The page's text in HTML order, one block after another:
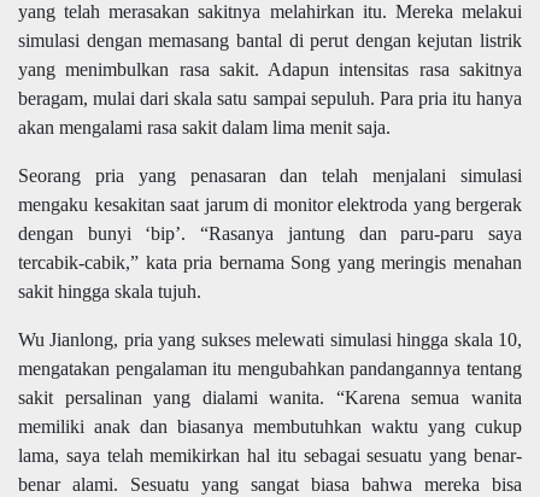
yang telah merasakan sakitnya melahirkan itu. Mereka melakui
simulasi dengan memasang bantal di perut dengan kejutan listrik
yang menimbulkan rasa sakit. Adapun intensitas rasa sakitnya
beragam, mulai dari skala satu sampai sepuluh. Para pria itu hanya
akan mengalami rasa sakit dalam lima menit saja.
Seorang pria yang penasaran dan telah menjalani simulasi
mengaku kesakitan saat jarum di monitor elektroda yang bergerak
dengan bunyi ‘bip’. “Rasanya jantung dan paru-paru saya
tercabik-cabik,” kata pria bernama Song yang meringis menahan
sakit hingga skala tujuh.
Wu Jianlong, pria yang sukses melewati simulasi hingga skala 10,
mengatakan pengalaman itu mengubahkan pandangannya tentang
sakit persalinan yang dialami wanita. “Karena semua wanita
memiliki anak dan biasanya membutuhkan waktu yang cukup
lama, saya telah memikirkan hal itu sebagai sesuatu yang benar-
benar alami. Sesuatu yang sangat biasa bahwa mereka bisa